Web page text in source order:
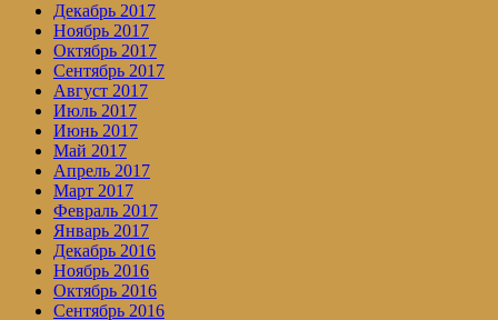
Декабрь 2017
Ноябрь 2017
Октябрь 2017
Сентябрь 2017
Август 2017
Июль 2017
Июнь 2017
Май 2017
Апрель 2017
Март 2017
Февраль 2017
Январь 2017
Декабрь 2016
Ноябрь 2016
Октябрь 2016
Сентябрь 2016